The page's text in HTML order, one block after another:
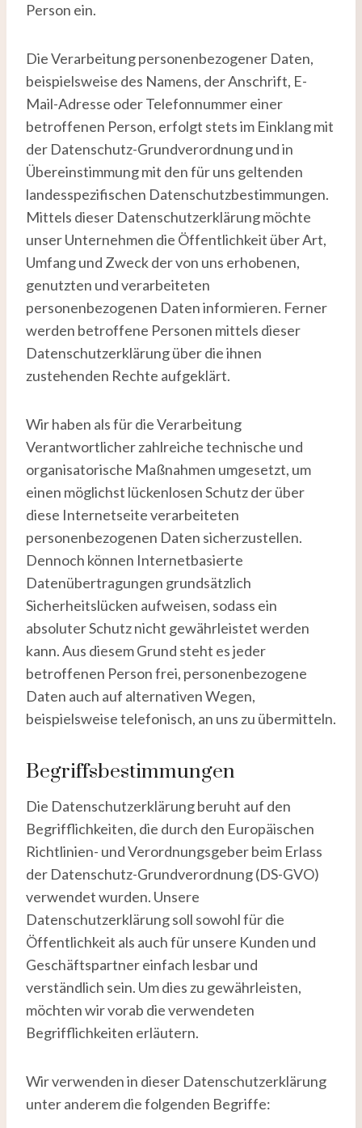
Person ein.
Die Verarbeitung personenbezogener Daten,
beispielsweise des Namens, der Anschrift, E-
Mail-Adresse oder Telefonnummer einer
betroffenen Person, erfolgt stets im Einklang mit
der Datenschutz-Grundverordnung und in
Übereinstimmung mit den für uns geltenden
landesspezifischen Datenschutzbestimmungen.
Mittels dieser Datenschutzerklärung möchte
unser Unternehmen die Öffentlichkeit über Art,
Umfang und Zweck der von uns erhobenen,
genutzten und verarbeiteten
personenbezogenen Daten informieren. Ferner
werden betroffene Personen mittels dieser
Datenschutzerklärung über die ihnen
zustehenden Rechte aufgeklärt.
Wir haben als für die Verarbeitung
Verantwortlicher zahlreiche technische und
organisatorische Maßnahmen umgesetzt, um
einen möglichst lückenlosen Schutz der über
diese Internetseite verarbeiteten
personenbezogenen Daten sicherzustellen.
Dennoch können Internetbasierte
Datenübertragungen grundsätzlich
Sicherheitslücken aufweisen, sodass ein
absoluter Schutz nicht gewährleistet werden
kann. Aus diesem Grund steht es jeder
betroffenen Person frei, personenbezogene
Daten auch auf alternativen Wegen,
beispielsweise telefonisch, an uns zu übermitteln.
Begriffsbestimmungen
Die Datenschutzerklärung beruht auf den
Begrifflichkeiten, die durch den Europäischen
Richtlinien- und Verordnungsgeber beim Erlass
der Datenschutz-Grundverordnung (DS-GVO)
verwendet wurden. Unsere
Datenschutzerklärung soll sowohl für die
Öffentlichkeit als auch für unsere Kunden und
Geschäftspartner einfach lesbar und
verständlich sein. Um dies zu gewährleisten,
möchten wir vorab die verwendeten
Begrifflichkeiten erläutern.
Wir verwenden in dieser Datenschutzerklärung
unter anderem die folgenden Begriffe: